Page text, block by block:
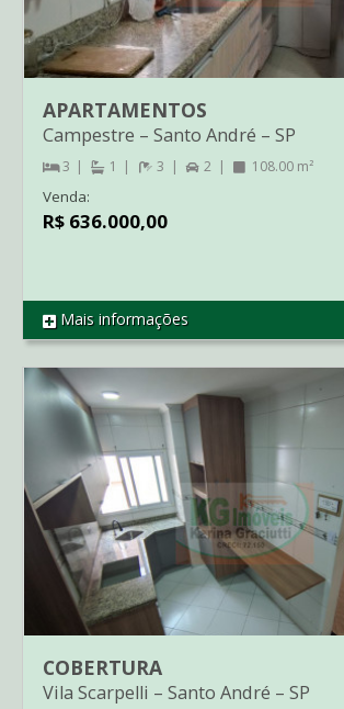
REF CO2829
APARTAMENTOS
Campestre – Santo André – SP
3 1 3 2 108.00 m²
Venda:
R$ 636.000,00
Mais informações
COBERTURA
Vila Scarpelli – Santo André – SP